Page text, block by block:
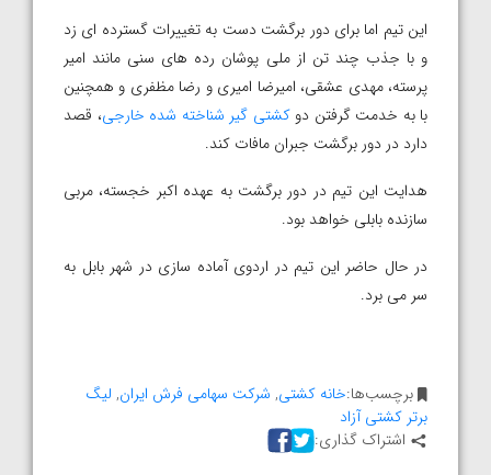
این تیم اما برای دور برگشت دست به تغییرات گسترده ای زد
و با جذب چند تن از ملی پوشان رده های سنی مانند امیر
پرسته، مهدی عشقی، امیرضا امیری و رضا مظفری و همچنین
با به خدمت گرفتن دو کشتی گیر شناخته شده خارجی، قصد
دارد در دور برگشت جبران مافات کند.
هدایت این تیم در دور برگشت به عهده اکبر خجسته، مربی
سازنده بابلی خواهد بود.
در حال حاضر این تیم در اردوی آماده سازی در شهر بابل به
سر می برد.
برچسب‌ها:خانه کشتی, شرکت سهامی فرش ایران, لیگ
برتر کشتی آزاد
اشتراک گذاری: